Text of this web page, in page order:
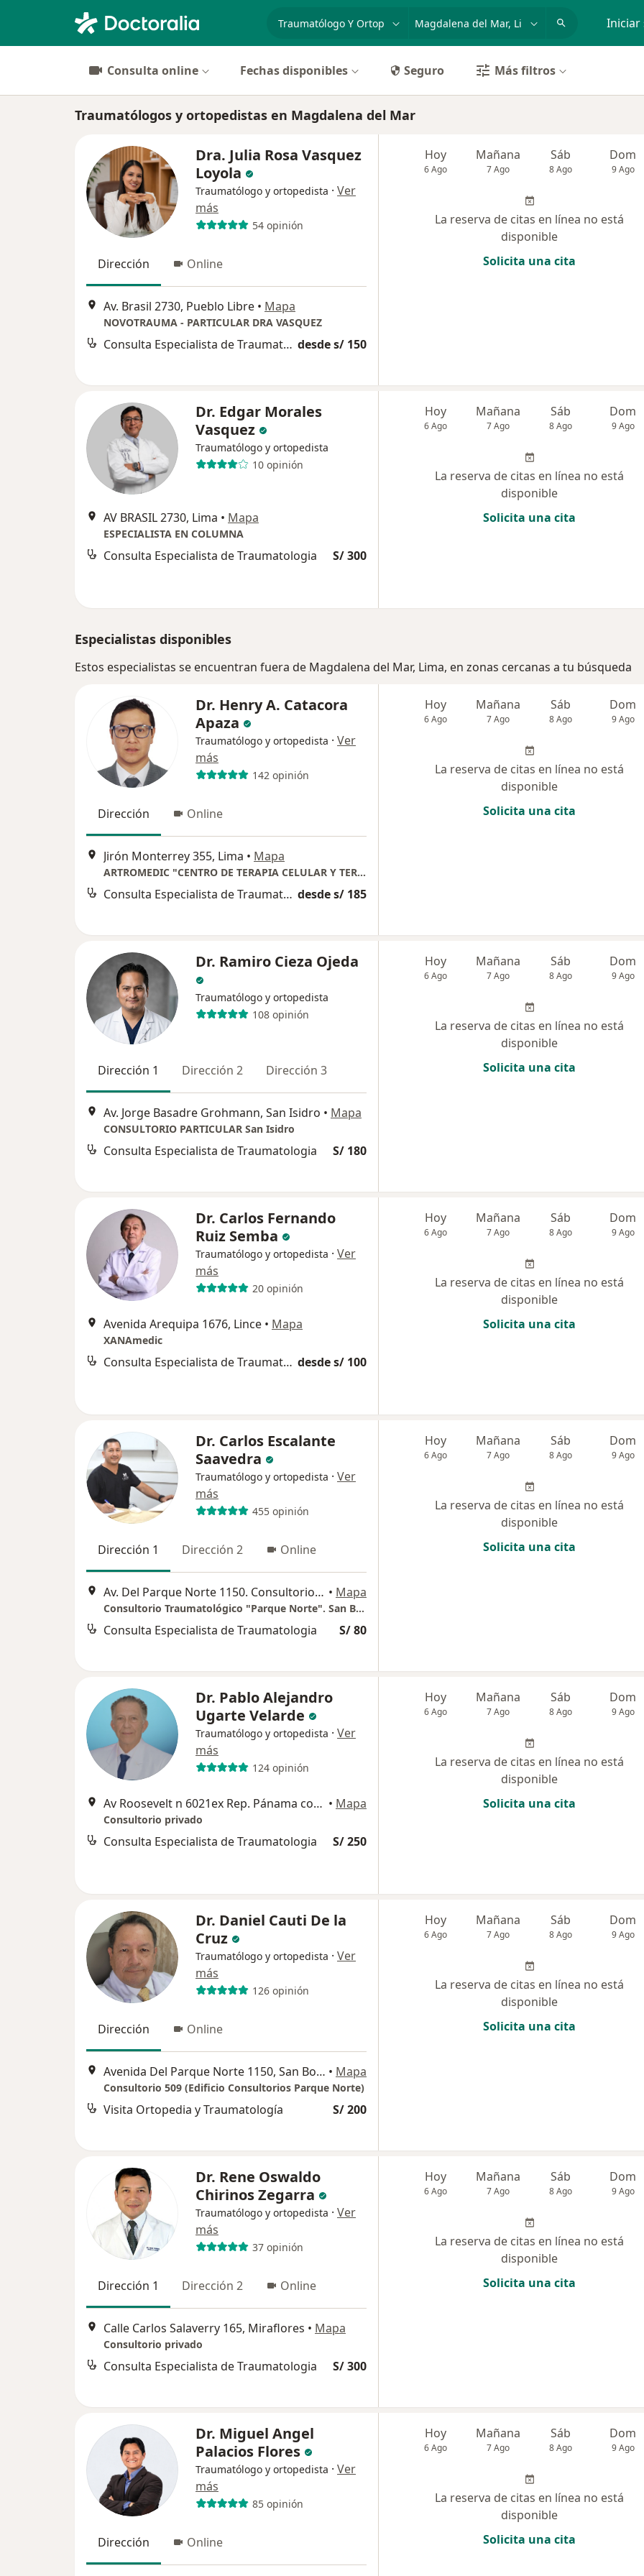
especialidad, enfermedad o nombre Iniciar
Consulta online Fechas disponibles Seguro Más filtros
Traumatólogos y ortopedistas en Magdalena del Mar
Dra. Julia Rosa Vasquez
Loyola
Traumatólogo y ortopedista · Ver
más
54 opinión
Dirección Online
Av. Brasil 2730, Pueblo Libre • Mapa
NOVOTRAUMA - PARTICULAR DRA VASQUEZ
Consulta Especialista de Traumatologia desde s/ 150
Hoy
6 Ago
Mañana
7 Ago
Sáb
8 Ago
Dom
9 Ago
La reserva de citas en línea no está
disponible
Solicita una cita
Dr. Edgar Morales
Vasquez
Traumatólogo y ortopedista
10 opinión
AV BRASIL 2730, Lima • Mapa
ESPECIALISTA EN COLUMNA
Consulta Especialista de Traumatologia S/ 300
Hoy
6 Ago
Mañana
7 Ago
Sáb
8 Ago
Dom
9 Ago
La reserva de citas en línea no está
disponible
Solicita una cita
Especialistas disponibles
Estos especialistas se encuentran fuera de Magdalena del Mar, Lima, en zonas cercanas a tu búsqueda
Dr. Henry A. Catacora
Apaza
Traumatólogo y ortopedista · Ver
más
142 opinión
Dirección Online
Jirón Monterrey 355, Lima • Mapa
ARTROMEDIC "CENTRO DE TERAPIA CELULAR Y TERAPIA DE ALTA GAMA EN TRAUMATOLOGIA"
Consulta Especialista de Traumatologia desde s/ 185
Hoy
6 Ago
Mañana
7 Ago
Sáb
8 Ago
Dom
9 Ago
La reserva de citas en línea no está
disponible
Solicita una cita
Dr. Ramiro Cieza Ojeda
Traumatólogo y ortopedista
108 opinión
Dirección 1 Dirección 2 Dirección 3
Av. Jorge Basadre Grohmann, San Isidro • Mapa
CONSULTORIO PARTICULAR San Isidro
Consulta Especialista de Traumatologia S/ 180
Hoy
6 Ago
Mañana
7 Ago
Sáb
8 Ago
Dom
9 Ago
La reserva de citas en línea no está
disponible
Solicita una cita
Dr. Carlos Fernando
Ruiz Semba
Traumatólogo y ortopedista · Ver
más
20 opinión
Avenida Arequipa 1676, Lince • Mapa
XANAmedic
Consulta Especialista de Traumatologia desde s/ 100
Hoy
6 Ago
Mañana
7 Ago
Sáb
8 Ago
Dom
9 Ago
La reserva de citas en línea no está
disponible
Solicita una cita
Dr. Carlos Escalante
Saavedra
Traumatólogo y ortopedista · Ver
más
455 opinión
Dirección 1 Dirección 2 Online
Av. Del Parque Norte 1150. Consultorio 806, San Borja • Mapa
Consultorio Traumatológico "Parque Norte". San Borja
Consulta Especialista de Traumatologia S/ 80
Hoy
6 Ago
Mañana
7 Ago
Sáb
8 Ago
Dom
9 Ago
La reserva de citas en línea no está
disponible
Solicita una cita
Dr. Pablo Alejandro
Ugarte Velarde
Traumatólogo y ortopedista · Ver
más
124 opinión
Av Roosevelt n 6021ex Rep. Pánama con Av Ricardo Palma, Oficina 406 Edificio Roosevelt 6000, Miraflores • Mapa
Consultorio privado
Consulta Especialista de Traumatologia S/ 250
Hoy
6 Ago
Mañana
7 Ago
Sáb
8 Ago
Dom
9 Ago
La reserva de citas en línea no está
disponible
Solicita una cita
Dr. Daniel Cauti De la
Cruz
Traumatólogo y ortopedista · Ver
más
126 opinión
Dirección Online
Avenida Del Parque Norte 1150, San Borja • Mapa
Consultorio 509 (Edificio Consultorios Parque Norte)
Visita Ortopedia y Traumatología S/ 200
Hoy
6 Ago
Mañana
7 Ago
Sáb
8 Ago
Dom
9 Ago
La reserva de citas en línea no está
disponible
Solicita una cita
Dr. Rene Oswaldo
Chirinos Zegarra
Traumatólogo y ortopedista · Ver
más
37 opinión
Dirección 1 Dirección 2 Online
Calle Carlos Salaverry 165, Miraflores • Mapa
Consultorio privado
Consulta Especialista de Traumatologia S/ 300
Hoy
6 Ago
Mañana
7 Ago
Sáb
8 Ago
Dom
9 Ago
La reserva de citas en línea no está
disponible
Solicita una cita
Dr. Miguel Angel
Palacios Flores
Traumatólogo y ortopedista · Ver
más
85 opinión
Dirección Online
Hoy
6 Ago
Mañana
7 Ago
Sáb
8 Ago
Dom
9 Ago
La reserva de citas en línea no está
disponible
Solicita una cita